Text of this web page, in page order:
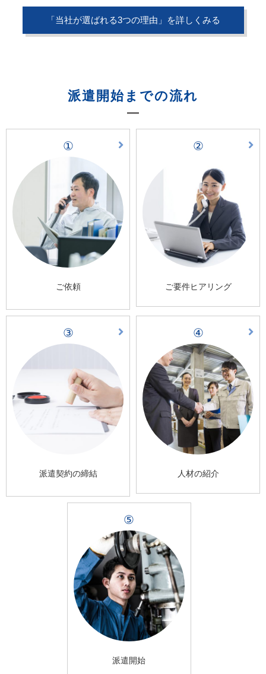
「当社が選ばれる3つの理由」を詳しくみる
派遣開始までの流れ
①
ご依頼
②
ご要件ヒアリング
③
派遣契約の締結
④
人材の紹介
⑤
派遣開始